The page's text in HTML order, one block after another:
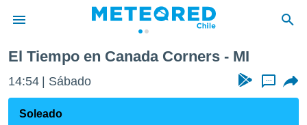
de
por
El Tiempo en Canada Corners - MI
14:54 Sábado ...
Soleado